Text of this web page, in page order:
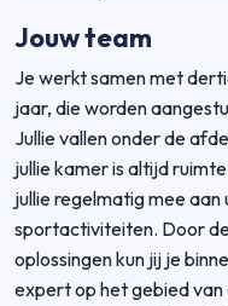
Jouw team
Je werkt samen met
jaar, die worden
Jullie vallen onder de
jullie kamer is altijd
jullie regelmatig mee
sportactiviteiten. Door
oplossingen kun jij je
expert op het gebied